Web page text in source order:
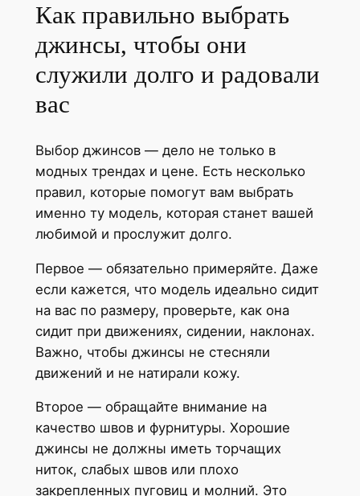
Как правильно выбрать
джинсы, чтобы они
служили долго и радовали
вас
Выбор джинсов — дело не только в
модных трендах и цене. Есть несколько
правил, которые помогут вам выбрать
именно ту модель, которая станет вашей
любимой и прослужит долго.
Первое — обязательно примеряйте. Даже
если кажется, что модель идеально сидит
на вас по размеру, проверьте, как она
сидит при движениях, сидении, наклонах.
Важно, чтобы джинсы не стесняли
движений и не натирали кожу.
Второе — обращайте внимание на
качество швов и фурнитуры. Хорошие
джинсы не должны иметь торчащих
ниток, слабых швов или плохо
закрепленных пуговиц и молний. Это